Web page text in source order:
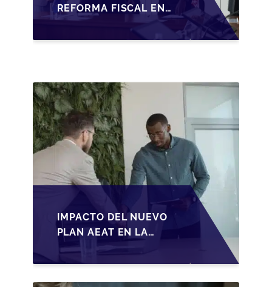
REFORMA FISCAL EN
LA TRANSMISIÓN DE
PYMES EN ESPAÑA
IMPACTO DEL NUEVO
PLAN AEAT EN LA
TRANSMISIÓN DE
PYMES ESPAÑOLAS